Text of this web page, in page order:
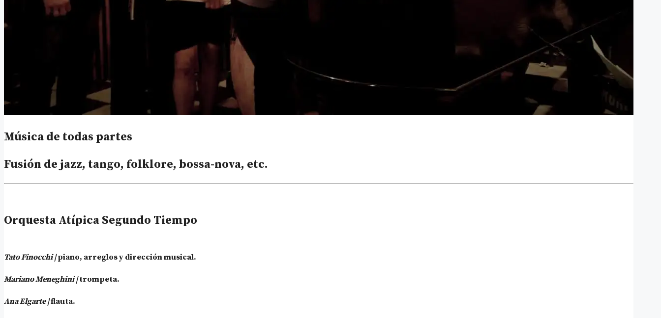
Música de todas partes
Fusión de jazz, tango, folklore, bossa-nova, etc.
Orquesta Atípica Segundo Tiempo
Tato Finocchi |piano, arreglos y dirección musical.
Mariano Meneghini |trompeta.
Ana Elgarte |flauta.